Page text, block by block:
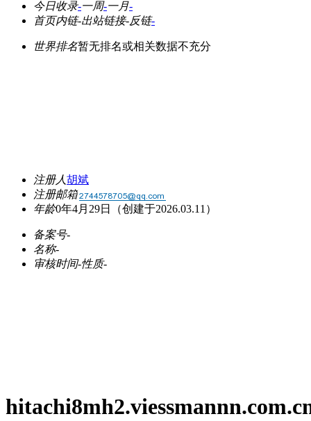
今日收录-一周-一月-
首页内链-出站链接-反链-
世界排名暂无排名或相关数据不充分
注册人胡斌
注册邮箱
年龄0年4月29日 （创建于2026.03.11）
备案号-
名称-
审核时间-性质-